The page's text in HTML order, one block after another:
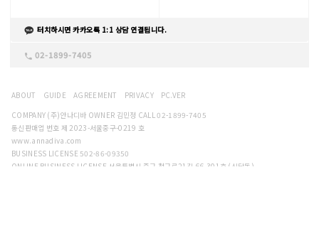
터치하시면 카카오톡 1:1 상담 연결됩니다.
02-1899-7405
ABOUT GUIDE AGREEMENT PRIVACY
PC.VER
COMPANY (주)안나디바 OWNER 김민정 CALL 02-1899-7405
통신판매업 번호 제 2023-서울중구-0219 호
www.annadiva.com
BUSINESS LICENSE 502-86-09350
ONLINE BUSINESS LICENSE 서울특별시 중구 청구로21길 66,301호 (신당동)